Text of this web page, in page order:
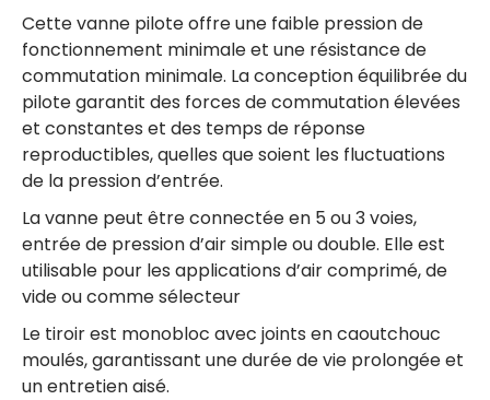
Cette vanne pilote offre une faible pression de
fonctionnement minimale et une résistance de
commutation minimale. La conception équilibrée du
pilote garantit des forces de commutation élevées
et constantes et des temps de réponse
reproductibles, quelles que soient les fluctuations
de la pression d’entrée.
La vanne peut être connectée en 5 ou 3 voies,
entrée de pression d’air simple ou double. Elle est
utilisable pour les applications d’air comprimé, de
vide ou comme sélecteur
Le tiroir est monobloc avec joints en caoutchouc
moulés, garantissant une durée de vie prolongée et
un entretien aisé.